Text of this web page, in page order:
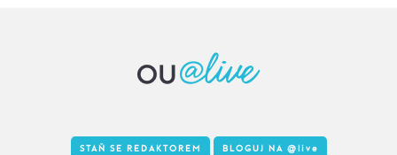
STAŇ SE REDAKTOREM BLOGUJ NA @live